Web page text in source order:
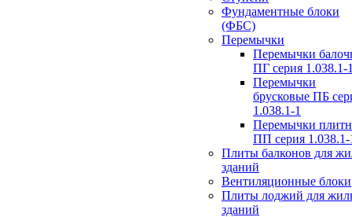
Фундаментные блоки
(ФБС)
Перемычки
Перемычки
ПГ серия 1.038.1-
Перемычки
брусковые ПБ
1.038.1-1
Перемычки
ПП серия 1.038.1-
Плиты балконов для
зданий
Вентиляционные блоки
Плиты лоджий для
зданий